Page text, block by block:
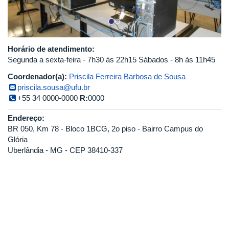
Horário de atendimento:
Segunda a sexta-feira - 7h30 às 22h15 Sábados - 8h às 11h45
Coordenador(a): Priscila Ferreira Barbosa de Sousa
priscila.sousa@ufu.br
+55 34 0000-0000 R:0000
Endereço:
BR 050, Km 78 - Bloco 1BCG, 2o piso - Bairro Campus do
Glória
Uberlândia - MG - CEP 38410-337